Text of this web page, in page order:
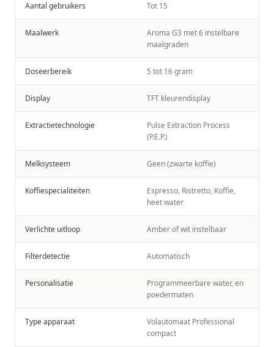
Aantal gebruikers Tot 15
Maalwerk
Aroma G3 met 6 instelbare
maalgraden
Doseerbereik 5 tot 16 gram
Display TFT kleurendisplay
Extractietechnologie
Pulse Extraction Process
(P.E.P.)
Melksysteem Geen (zwarte koffie)
Koffiespecialiteiten
Espresso, Ristretto, Koffie,
heet water
Verlichte uitloop Amber of wit instelbaar
Filterdetectie Automatisch
Personalisatie
Programmeerbare water, en
poedermaten
Type apparaat
Volautomaat Professional
compact